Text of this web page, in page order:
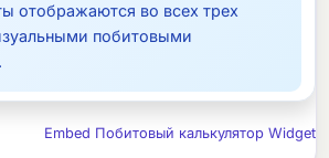
отображаются во всех трех
побитовыми
Embed Побитовый калькулятор Widget